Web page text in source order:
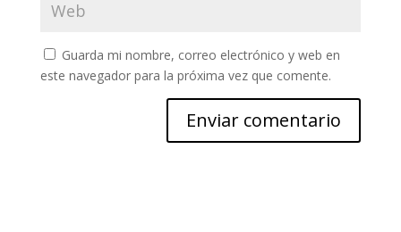
Guarda mi nombre, correo electrónico y web en
este navegador para la próxima vez que comente.